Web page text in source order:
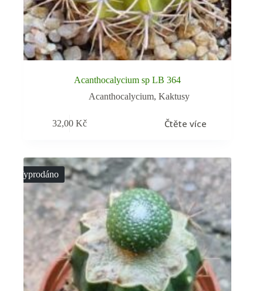
Acanthocalycium sp LB 364
Acanthocalycium,Kaktusy
32,00Kč Čtěte více
Vyprodáno